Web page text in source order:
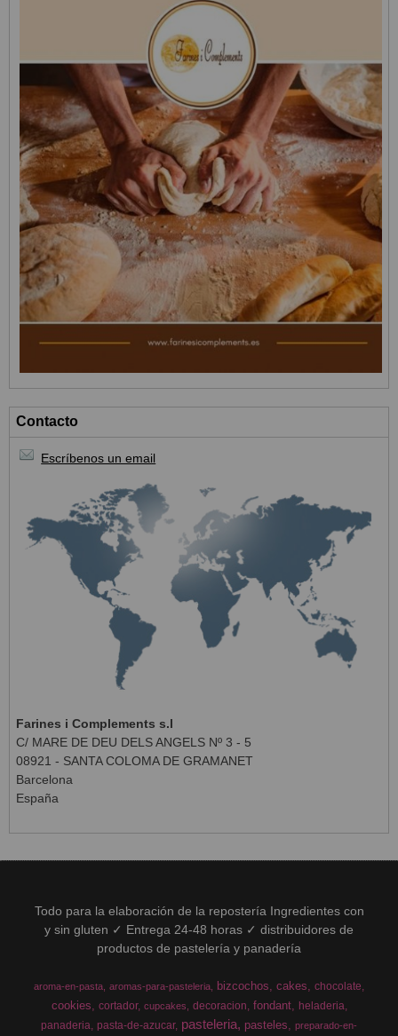
Contacto
Escríbenos un email
Farines i Complements s.l
C/ MARE DE DEU DELS ANGELS Nº 3 - 5
08921 - SANTA COLOMA DE GRAMANET
Barcelona
España
Todo para la elaboración de la repostería Ingredientes con
y sin gluten ✓ Entrega 24-48 horas ✓ distribuidores de
productos de pastelería y panadería
aroma-en-pasta aromas-para-pasteleria bizcochos cakes chocolate
cookies cortador cupcakes decoracion fondant
heladeria
panaderia pasta-de-azucar pasteleria pasteles
preparado-en-